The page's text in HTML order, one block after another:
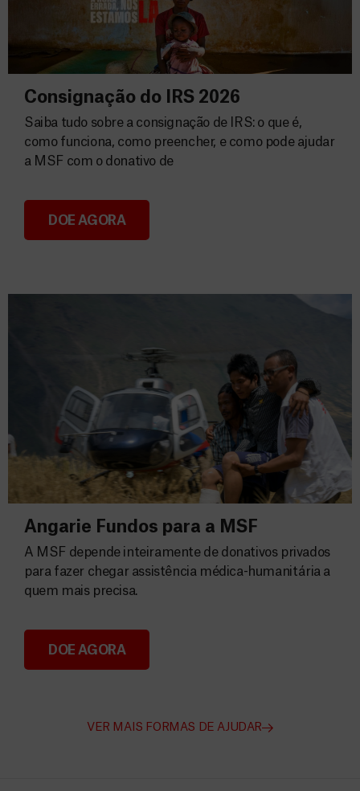
Consignação do IRS 2026
Consignação do IRS 2026
Saiba tudo sobre a consignação de IRS: o que é,
como funciona, como preencher, e como pode ajudar
a MSF com o donativo de
DOE AGORA
Angarie Fundos para a MSF
Angarie Fundos para a MSF
A MSF depende inteiramente de donativos privados
para fazer chegar assistência médica-humanitária a
quem mais precisa.
DOE AGORA
VER MAIS FORMAS DE AJUDAR